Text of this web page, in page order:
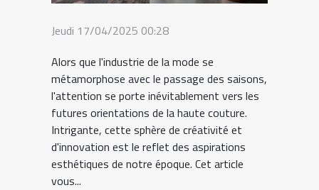
Jeudi 17/04/2025 00:28
Alors que l'industrie de la mode se
métamorphose avec le passage des saisons,
l'attention se porte inévitablement vers les
futures orientations de la haute couture.
Intrigante, cette sphère de créativité et
d'innovation est le reflet des aspirations
esthétiques de notre époque. Cet article
vous...